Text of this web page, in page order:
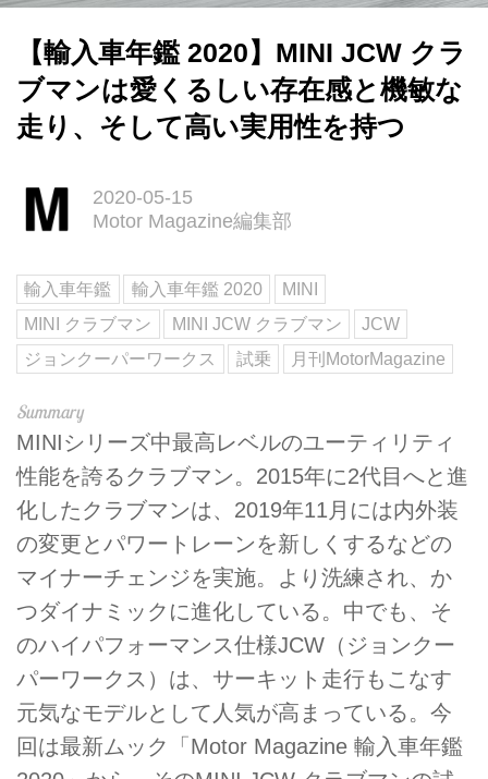
【輸入車年鑑 2020】MINI JCW クラ
ブマンは愛くるしい存在感と機敏な
走り、そして高い実用性を持つ
2020-05-15
Motor Magazine編集部
輸入車年鑑 輸入車年鑑 2020
MINI
MINI クラブマン
MINI JCW クラブマン
JCW
ジョンクーパーワークス
試乗 月刊MotorMagazine
MINIシリーズ中最高レベルのユーティリティ
性能を誇るクラブマン。2015年に2代目へと進
化したクラブマンは、2019年11月には内外装
の変更とパワートレーンを新しくするなどの
マイナーチェンジを実施。より洗練され、か
つダイナミックに進化している。中でも、そ
のハイパフォーマンス仕様JCW（ジョンクー
パーワークス）は、サーキット走行もこなす
元気なモデルとして人気が高まっている。今
回は最新ムック「Motor Magazine 輸入車年鑑